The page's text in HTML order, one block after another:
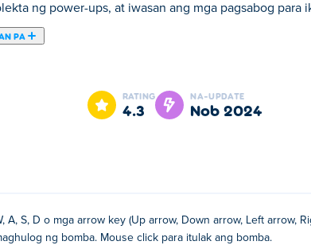
ng power-ups, at iwasan ang mga pagsabog para
PA
Bomber Royale ay isa sa aming napiling Mga Larong
RATING
4.3
NA-UPDATE
Nob 2024
A, S, D o mga arrow key (Up arrow, Down arrow, Left arrow,
ng bomba. Mouse click para itulak ang bomba.